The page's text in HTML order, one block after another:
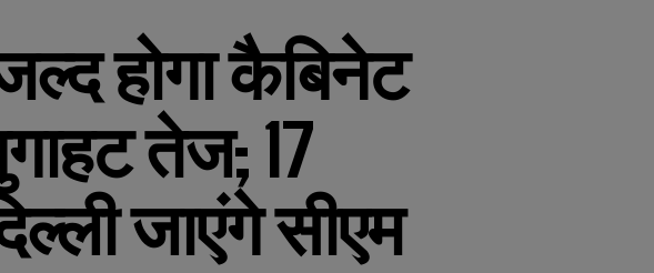
होगा कैबिनेट
तेज; 17
जाएंगे सीएम